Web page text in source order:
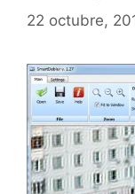
22 octubre,